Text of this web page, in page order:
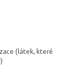
(látek, které